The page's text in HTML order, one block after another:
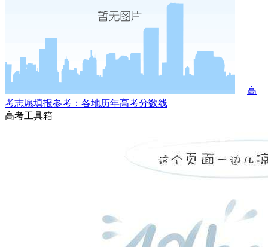
高
考志愿填报参考：各地历年高考分数线
高考工具箱